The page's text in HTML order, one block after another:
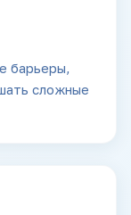
барьеры,
сложные